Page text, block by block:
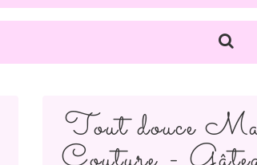
Tout douce